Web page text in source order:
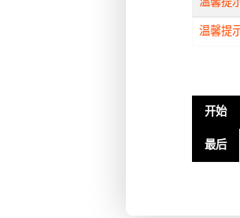
温馨提
开始
最后